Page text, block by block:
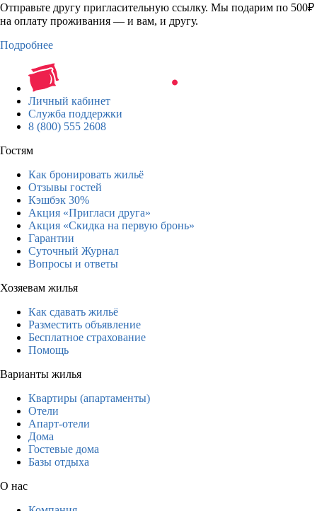
Отправьте другу пригласительную ссылку. Мы подарим по 500₽
на оплату проживания — и вам, и другу.
Подробнее
Личный кабинет
Служба поддержки
8 (800) 555 2608
Гостям
Как бронировать жильё
Отзывы гостей
Кэшбэк 30%
Акция «Пригласи друга»
Акция «Скидка на первую бронь»
Гарантии
Суточный Журнал
Вопросы и ответы
Хозяевам жилья
Как сдавать жильё
Разместить объявление
Бесплатное страхование
Помощь
Варианты жилья
Квартиры (апартаменты)
Отели
Апарт-отели
Дома
Гостевые дома
Базы отдыха
О нас